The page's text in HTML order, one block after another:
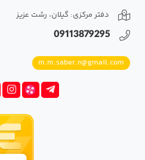
دفتر مرکزی: گیلان، رشت عزیز
09113879295
m.m.saber.n@gmail.com